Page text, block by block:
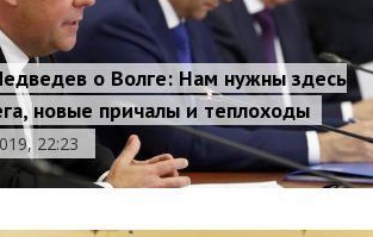
о Волге: Нам нужны здесь
новые причалы и теплоходы
22:23